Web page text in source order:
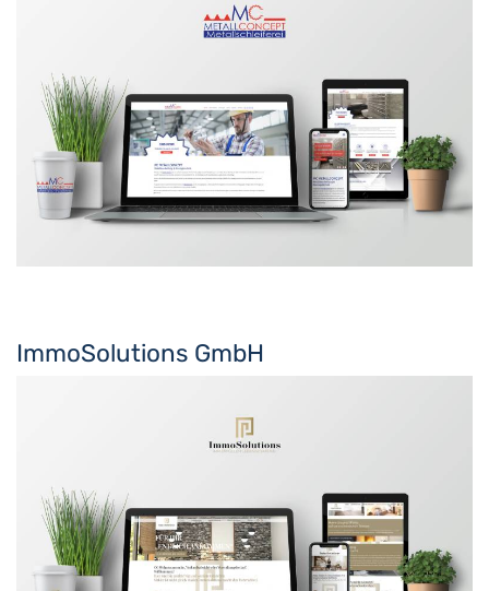
ImmoSolutions GmbH